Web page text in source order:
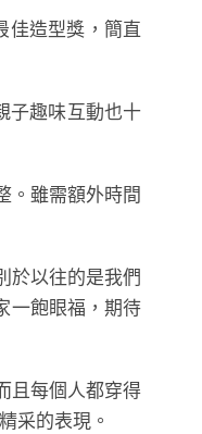
佳造型獎，簡直
子趣味互動也十
。雖需額外時間
於以往的是我們
一飽眼福，期待
且每個人都穿得
采的表現。